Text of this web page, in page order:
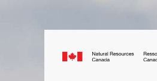
Canada.ca